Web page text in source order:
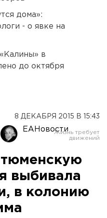
дома»:
- о явке на
в
до октября
8 ДЕКАБРЯ 2015 В 15:43
ЕАНовости
выбивала
в колонию